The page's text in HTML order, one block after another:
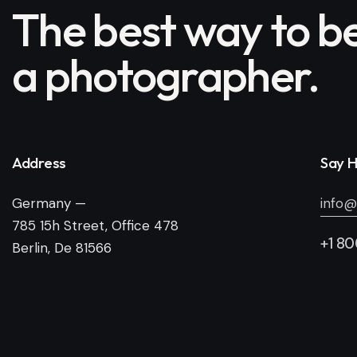
The best way to
a photographer.
Address
Germany —
785 15h Street, Office 478
Berlin, De 81566
Say
+1